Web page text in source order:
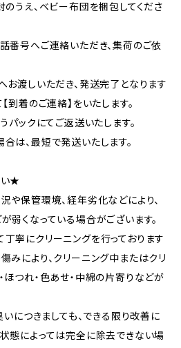
うえ、ベビー布団を梱包してくださ
号へご連絡いただき、集荷のご依
渡しいただき、発送完了となります
着のご連絡】をいたします。
ックにてご返送いたします。
は、最短で発送いたします。
い★
や保管環境、経年劣化などにより、
弱くなっている場合がございます。
寧にクリーニングを行っております
みにより、クリーニング中またはクリ
ほつれ・色あせ・中綿の片寄りなどが
いにつきましても、できる限り改善に
態によっては完全に除去できない場